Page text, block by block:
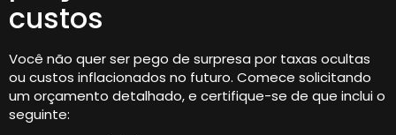
custos
Você não quer ser pego de surpresa por taxas ocultas
ou custos inflacionados no futuro. Comece solicitando
um orçamento detalhado, e certifique-se de que inclui o
seguinte: